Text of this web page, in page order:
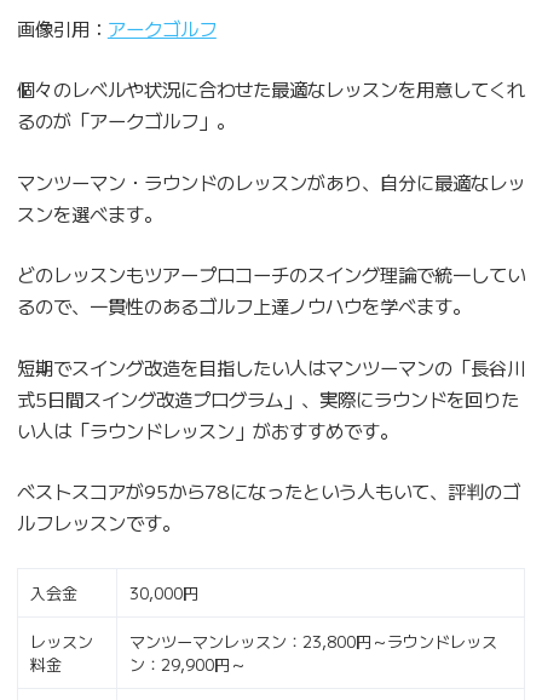
画像引用： アークゴルフ
個々のレベルや状況に合わせた最適なレッスンを用意してくれ
るのが「アークゴルフ」。
マンツーマン・ラウンドのレッスンがあり、自分に最適なレッ
スンを選べます。
どのレッスンもツアープロコーチのスイング理論で統一してい
るので、一貫性のあるゴルフ上達ノウハウを学べます。
短期でスイング改造を目指したい人はマンツーマンの「長谷川
式5日間スイング改造プログラム」、実際にラウンドを回りた
い人は「ラウンドレッスン」がおすすめです。
ベストスコアが95から78になったという人もいて、評判のゴ
ルフレッスンです。
入会金 30,000円
レッスン
料金
マンツーマンレッスン：23,800円～ラウンドレッス
ン：29,900円～